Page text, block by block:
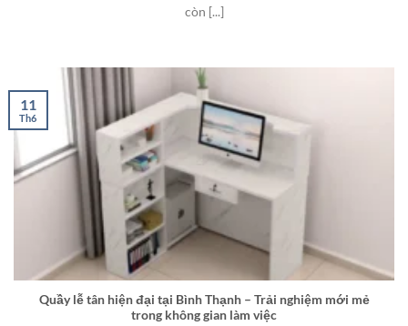
còn [...]
Quầy lễ tân hiện đại tại Bình Thạnh – Trải nghiệm mới mẻ
trong không gian làm việc
11
Th6